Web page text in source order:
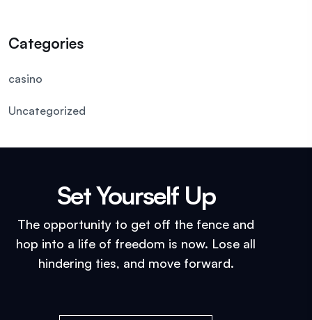
Categories
casino
Uncategorized
Set Yourself Up​
The opportunity to get off the fence and
hop into a life of freedom is now. Lose all
hindering ties, and move forward.